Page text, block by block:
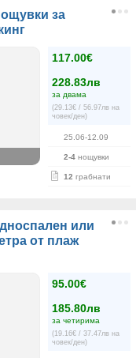
за
117.00€
228.83лв
за двама
(29.13€ / 56.97лв на
човек/ден)
25.06-12.09
2-4 нощувки
12 грабнати
или
от плаж
95.00€
185.80лв
за четирима
(19.16€ / 37.47лв на
човек/ден)